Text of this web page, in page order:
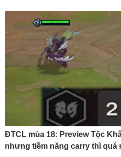
ĐTCL mùa 18: Preview Tộc
nhưng tiềm năng carry thì quá